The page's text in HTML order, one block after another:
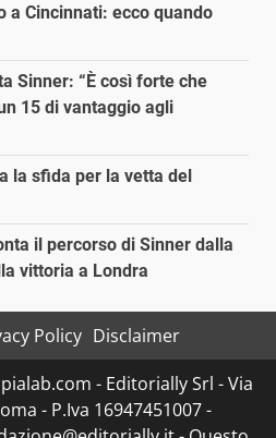
a Cincinnati: ecco quando
Sinner: “È così forte che
15 di vantaggio agli
la sfida per la vetta del
il percorso di Sinner dalla
vittoria a Londra
Policy Disclaimer
- Editorially Srl - Via
- P.Iva 16947451007 -